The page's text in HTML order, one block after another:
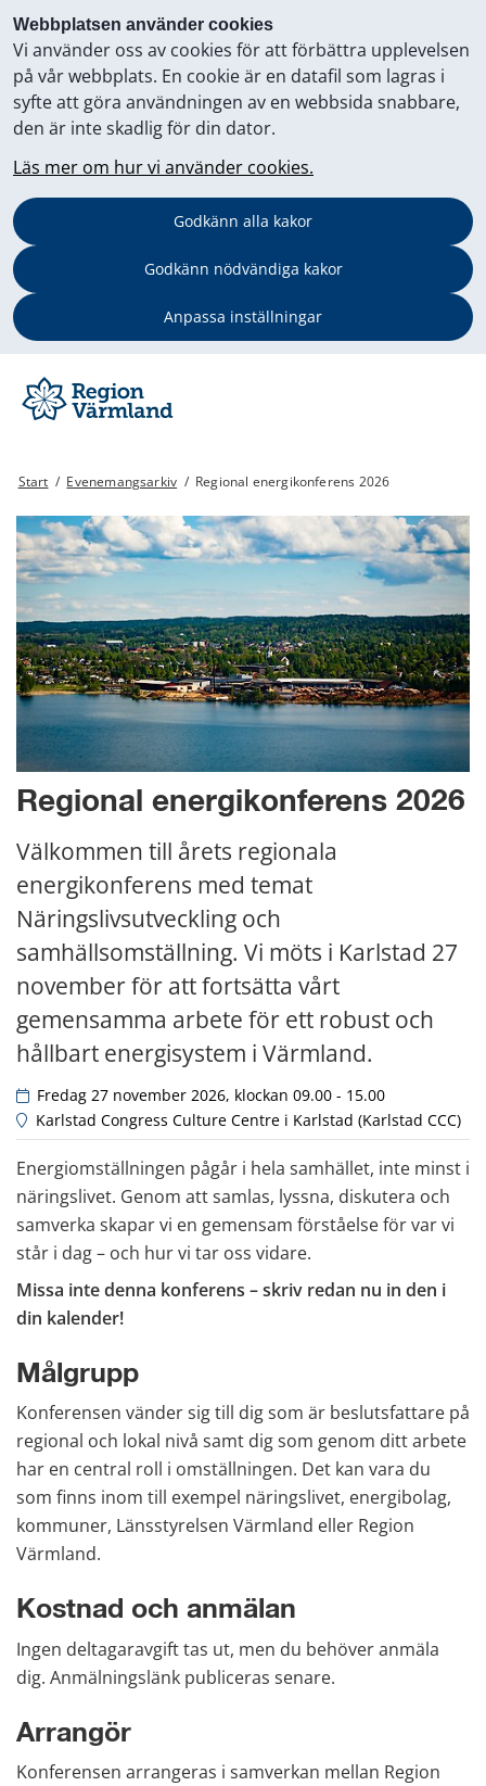
Webbplatsen använder cookies
Vi använder oss av cookies för att förbättra upplevelsen
på vår webbplats. En cookie är en datafil som lagras i
syfte att göra användningen av en webbsida snabbare,
den är inte skadlig för din dator.
Läs mer om hur vi använder cookies.
Godkänn alla kakor
Godkänn nödvändiga kakor
Anpassa inställningar
Start / Evenemangsarkiv / Regional energikonferens 2026
Regional energikonferens 2026
Välkommen till årets regionala
energikonferens med temat
Näringslivsutveckling och
samhällsomställning. Vi möts i Karlstad 27
november för att fortsätta vårt
gemensamma arbete för ett robust och
hållbart energisystem i Värmland.
Fredag 27 november 2026, klockan 09.00 - 15.00
Karlstad Congress Culture Centre i Karlstad (Karlstad CCC)
Energiomställningen pågår i hela samhället, inte minst i
näringslivet. Genom att samlas, lyssna, diskutera och
samverka skapar vi en gemensam förståelse för var vi
står i dag – och hur vi tar oss vidare.
Missa inte denna konferens – skriv redan nu in den i
din kalender!
Målgrupp
Konferensen vänder sig till dig som är beslutsfattare på
regional och lokal nivå samt dig som genom ditt arbete
har en central roll i omställningen. Det kan vara du
som finns inom till exempel näringslivet, energibolag,
kommuner, Länsstyrelsen Värmland eller Region
Värmland.
Kostnad och anmälan
Ingen deltagaravgift tas ut, men du behöver anmäla
dig. Anmälningslänk publiceras senare.
Arrangör
Konferensen arrangeras i samverkan mellan Region